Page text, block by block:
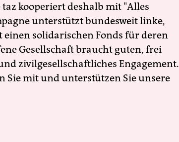
kooperiert deshalb mit "Alles
unterstützt bundesweit linke,
solidarischen Fonds für deren
Gesellschaft braucht guten, frei
zivilgesellschaftliches Engagement.
Sie mit und unterstützen Sie unsere